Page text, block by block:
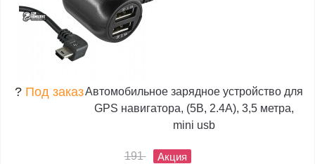
? Под заказАвтомобильное зарядное устройство для
GPS навигатора, (5В, 2.4А), 3,5 метра,
mini usb
191 Акция